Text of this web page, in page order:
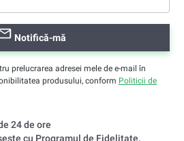
Notifică-mă
prelucrarea adresei mele de e-mail în
produsului, conform Politicii de
24 de ore
cu Programul de Fidelitate.